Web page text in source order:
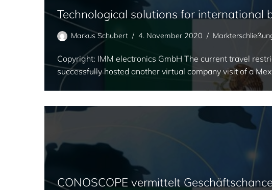
Technological solutions for international
Markus Schubert 4. November 2020
Copyright: IMM electronics GmbH The current travel
successfully hosted another virtual company visit of a
CONOSCOPE vermittelt